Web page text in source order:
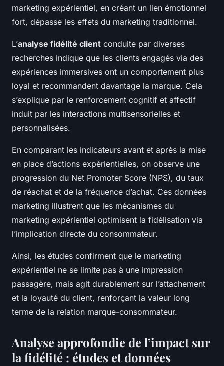
marketing expérientiel, en créant un lien émotionnel
fort, dépasse les effets du marketing traditionnel.
L’analyse fidélité client conduite par diverses
recherches indique que les clients engagés via des
expériences immersives ont un comportement plus
loyal et recommandent davantage la marque. Cela
s’explique par le renforcement cognitif et affectif
induit par les interactions multisensorielles et
personnalisées.
En comparant les indicateurs avant et après la mise
en place d’actions expérientielles, on observe une
progression du Net Promoter Score (NPS), du taux
de réachat et de la fréquence d’achat. Ces données
marketing illustrent que les mécanismes du
marketing expérientiel optimisent la fidélisation via
l’implication directe du consommateur.
Ainsi, les études confirment que le marketing
expérientiel ne se limite pas à une impression
passagère, mais agit durablement sur l’attachement
et la loyauté du client, renforçant la valeur long
terme de la relation marque-consommateur.
Analyse approfondie de l’impact sur
la fidélité : études et données